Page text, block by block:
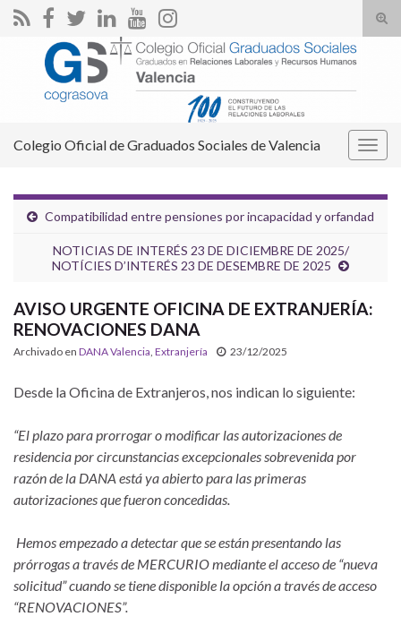
el
Search for:
Colegio Oficial de Graduados Sociales de Valencia
Compatibilidad entre pensiones por incapacidad y orfandad
NOTICIAS DE INTERÉS 23 DE DICIEMBRE DE 2025/
NOTÍCIES D’INTERÉS 23 DE DESEMBRE DE 2025
AVISO URGENTE OFICINA DE EXTRANJERÍA:
RENOVACIONES DANA
Archivado en DANA Valencia Extranjería 23/12/2025
Desde la Oficina de Extranjeros, nos indican lo siguiente:
“El plazo para prorrogar o modificar las autorizaciones de
residencia por circunstancias excepcionales sobrevenida por
razón de la DANA está ya abierto para las primeras
autorizaciones que fueron concedidas.
Hemos empezado a detectar que se están presentando las
prórrogas a través de MERCURIO mediante el acceso de “nueva
solicitud” cuando se tiene disponible la opción a través de acceso
“RENOVACIONES”.